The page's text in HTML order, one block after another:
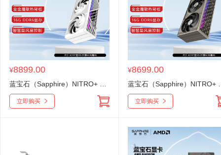
¥8899.00
立即购买
¥8699.00
立即购买